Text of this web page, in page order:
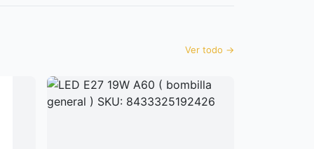
Ver todo →